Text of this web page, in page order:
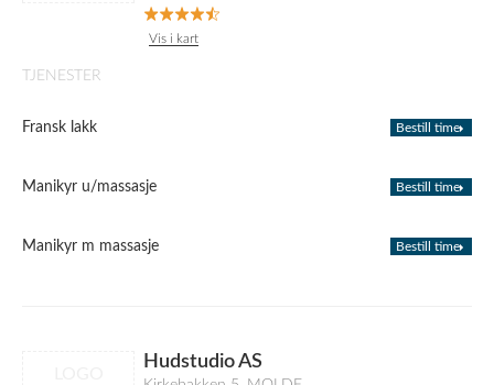
Vis i kart
TJENESTER
Fransk lakk Bestill time
Manikyr u/massasje Bestill time
Manikyr m massasje Bestill time
Hudstudio AS